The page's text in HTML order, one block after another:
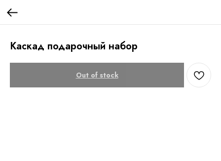
Каскад подарочный набор
Out of stock